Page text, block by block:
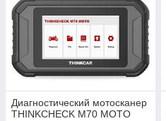
Диагностический мотосканер
THINKCHECK M70 MOTO